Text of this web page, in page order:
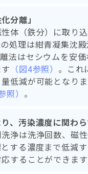
分離」
体（鉄分）に取り
処理は紺青凝集沈
法はセシウムを安
（図4参照） 。これ
低減が可能となり
照） 。
、汚染濃度に関わ
浄は洗浄回数、磁
する濃度まで低減
することができます